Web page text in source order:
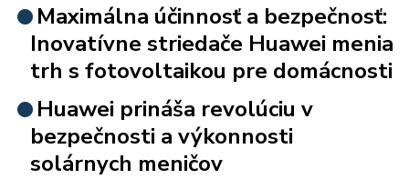
Maximálna účinnosť a bezpečnosť:
Inovatívne striedače Huawei menia
trh s fotovoltaikou pre domácnosti
Huawei prináša revolúciu v
bezpečnosti a výkonnosti
solárnych meničov